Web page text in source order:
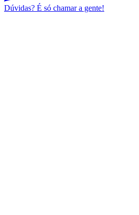
Dúvidas? É só chamar a gente!